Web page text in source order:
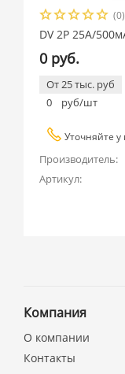
(0)
DV 2P 25А/
0 руб.
От 25 тыс. руб
0
руб/шт
Уточняйте
Производитель:
Артикул:
Компания
О компании
Контакты